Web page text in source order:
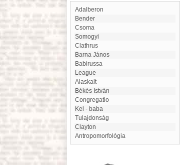
Adalberon
Bender
Csoma
Somogyi
Clathrus
Barna János
Babirussa
League
Alaskait
Békés István
Congregatio
Kel - baba
Tulajdonság
Clayton
antropomorfológia